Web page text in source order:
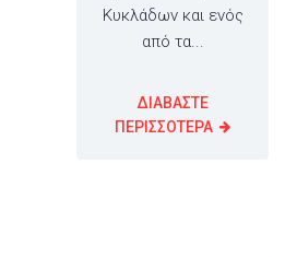
Κυκλάδων και ενός
από τα...
ΔΙΑΒΑΣΤΕ
ΠΕΡΙΣΣΟΤΕΡΑ